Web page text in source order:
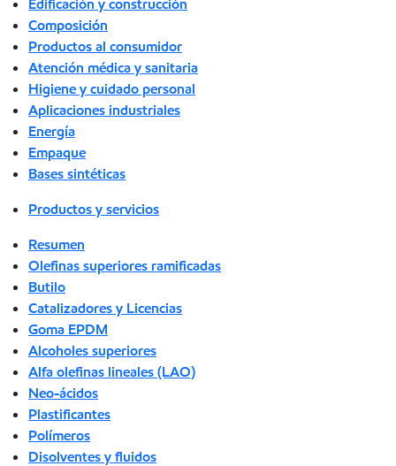
Edificación y construcción
Composición
Productos al consumidor
Atención médica y sanitaria
Higiene y cuidado personal
Aplicaciones industriales
Energía
Empaque
Bases sintéticas
Productos y servicios
Resumen
Olefinas superiores ramificadas
Butilo
Catalizadores y Licencias
Goma EPDM
Alcoholes superiores
Alfa olefinas lineales (LAO)
Neo-ácidos
Plastificantes
Polímeros
Disolventes y fluidos